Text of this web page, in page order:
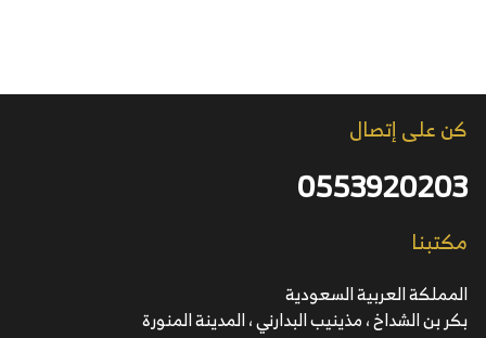
كن على إتصال
0553920203
مكتبنا
المملكة العربية السعودية
بكر بن الشداخ ، مذينيب البدارني ، المدينة المنورة